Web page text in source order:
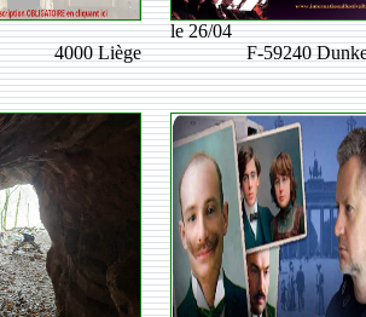
4000 Liège
le 26/04
F-59240